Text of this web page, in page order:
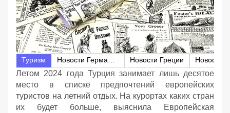
Туризм Новости Греции Новости
Летом 2024 года Турция занимает лишь десятое
место в списке предпочтений европейских
туристов на летний отдых. На курортах каких стран
их будет больше, выяснила Европейская